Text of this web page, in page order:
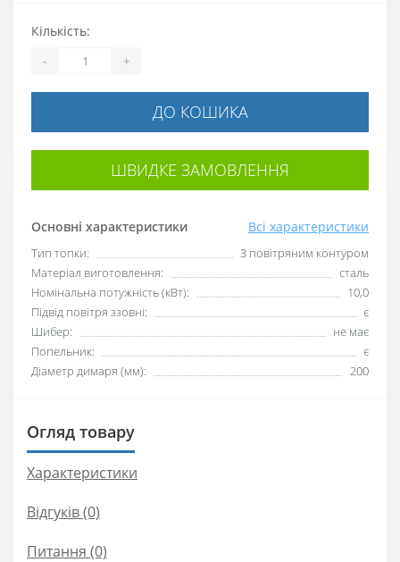
Основні характеристики Всі характеристики
Тип топки:
З повітряним контуром
Матеріал виготовлення:
сталь
Номінальна потужність (кВт):
10,0
Підвід повітря ззовні:
є
Шибер:
не має
Попельник:
є
Діаметр димаря (мм):
200
Кількість:
- +
ДО КОШИКА
ШВИДКЕ ЗАМОВЛЕННЯ
Огляд товару
Характеристики
Відгуків (0)
Питання (0)